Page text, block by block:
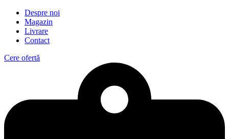
Despre noi
Magazin
Livrare
Contact
Cere ofertă